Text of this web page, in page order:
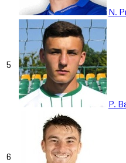
N.
5
P.
6